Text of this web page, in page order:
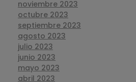
noviembre 2023
octubre 2023
septiembre 2023
agosto 2023
julio 2023
junio 2023
mayo 2023
abril 2023